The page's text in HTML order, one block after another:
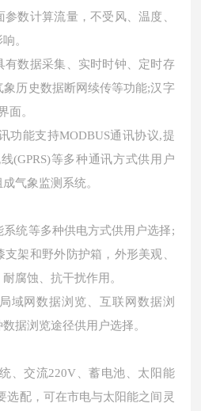
数计算流量，不受风、温度、
。
有数据采集、实时时钟、定时存
历史数据断网续传等功能;汉字
面。
功能支持MODBUS通讯协议,提
(GPRS)等多种通讯方式供用户
气象监测系统。
统等多种供电方式供用户选择;
架和野外防护箱，外形美观、
腐蚀、抗干扰作用。
域网数据浏览、互联网数据浏
据浏览途径供用户选择。
、交流220V、蓄电池、太阳能
选配，可在市电与太阳能之间灵